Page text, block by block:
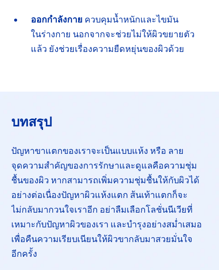
ออกกำลังกาย ควบคุมน้ำหนักและไขมัน
ในร่างกาย นอกจากจะช่วยไม่ให้ผิวขยายตัว
แล้ว ยังช่วยเรื่องความยืดหยุ่นของผิวด้วย
บทสรุป
ปัญหาขาแตกของเราจะเป็นแบบแห้ง หรือ ลาย
จุดความสำคัญของการรักษาและดูแลคือความชุ่ม
ชื้นของผิว หากสามารถเพิ่มความชุ่มชื้นให้กับผิวได้
อย่างต่อเนื่องปัญหาผิวแห้งแตก ส้นเท้าแตกก็จะ
ไม่กลับมากวนใจเราอีก อย่าลืมเลือกโลชั่นนีเวียที่
เหมาะกับปัญหาผิวของเรา และบำรุงอย่างสม่ำเสมอ
เพื่อคืนความเรียบเนียนให้ผิวขากลับมาสวยมั่นใจ
อีกครั้ง